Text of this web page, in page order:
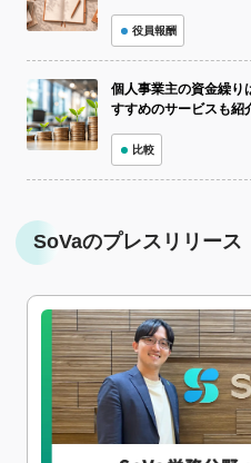
役員報酬
個人事業主の資金繰り
すすめのサービスも紹
比較
SoVaのプレスリリース